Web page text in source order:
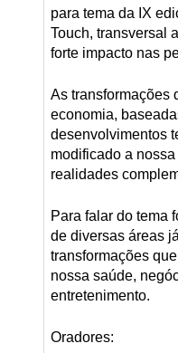
para tema da IX
Touch, transversal
forte impacto nas
As transformações
economia,
desenvolvimentos
modificado a
realidades
Para falar do tema
de diversas áreas
transformações
nossa saúde,
entretenimento.
Oradores: